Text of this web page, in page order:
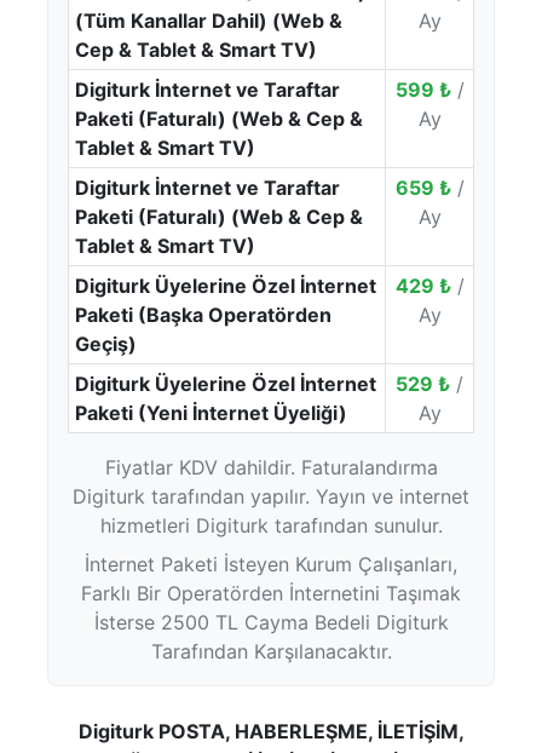
(Tüm Kanallar Dahil) (Web &
Cep & Tablet & Smart TV)
Ay
Digiturk İnternet ve Taraftar
Paketi (Faturalı) (Web & Cep &
Tablet & Smart TV)
599 ₺ /
Ay
Digiturk İnternet ve Taraftar
Paketi (Faturalı) (Web & Cep &
Tablet & Smart TV)
659 ₺ /
Ay
Digiturk Üyelerine Özel İnternet
Paketi (Başka Operatörden
Geçiş)
429 ₺ /
Ay
Digiturk Üyelerine Özel İnternet
Paketi (Yeni İnternet Üyeliği)
529 ₺ /
Ay
Fiyatlar KDV dahildir. Faturalandırma
Digiturk tarafından yapılır. Yayın ve internet
hizmetleri Digiturk tarafından sunulur.
İnternet Paketi İsteyen Kurum Çalışanları,
Farklı Bir Operatörden İnternetini Taşımak
İsterse 2500 TL Cayma Bedeli Digiturk
Tarafından Karşılanacaktır.
Digiturk POSTA, HABERLEŞME, İLETİŞİM,